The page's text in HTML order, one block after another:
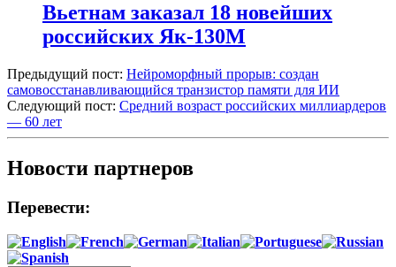
Вьетнам заказал 18 новейших
российских Як-130М
Предыдущий пост: Нейроморфный прорыв: создан
самовосстанавливающийся транзистор памяти для ИИ
Следующий пост: Средний возраст российских миллиардеров
— 60 лет
Новости партнеров
Перевести: